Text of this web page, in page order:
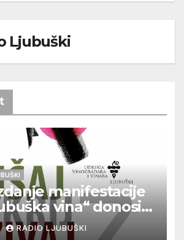
Ljubuški
manifestacije
vina“ donosi
vina, gastronomiju i
RADIO LJUBUŠKI